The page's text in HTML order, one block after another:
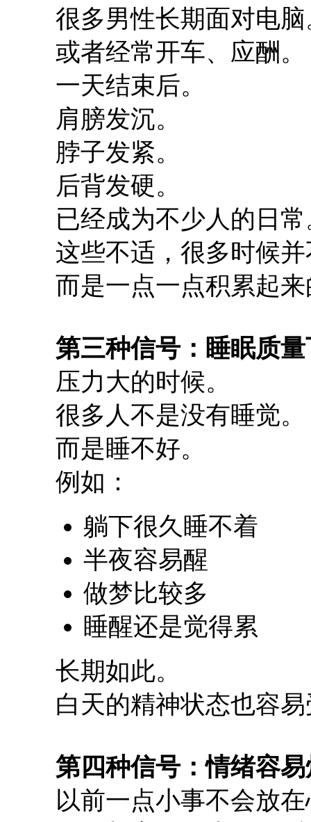
很多男性长期面对电脑
或者经常开车、应酬。
一天结束后。
肩膀发沉。
脖子发紧。
后背发硬。
已经成为不少人的日
这些不适，很多时候
而是一点一点积累起
第三种信号：睡眠质
压力大的时候。
很多人不是没有睡觉。
而是睡不好。
例如：
躺下很久睡不着
半夜容易醒
做梦比较多
睡醒还是觉得累
长期如此。
白天的精神状态也容
第四种信号：情绪容
以前一点小事不会放